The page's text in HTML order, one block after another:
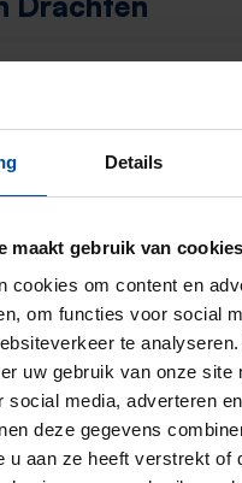
Details
maakt gebruik van cookies
cookies om content en
om functies voor social
te
uw gebruik van onze site
social media, adverteren
deze gegevens
u aan ze heeft verstrekt of
is helaas niet genoeg data
Drachten in Q2 van
huurprijzen &
(Q2-2024)
Drachten €/
20,27